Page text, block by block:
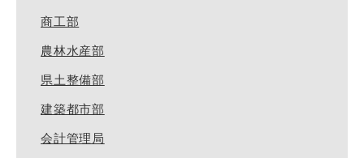
商工部
農林水産部
県土整備部
建築都市部
会計管理局